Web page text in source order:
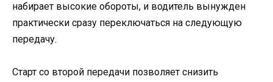
набирает высокие обороты, и водитель вынужден
практически сразу переключаться на следующую
передачу.
Старт со второй передачи позволяет снизить